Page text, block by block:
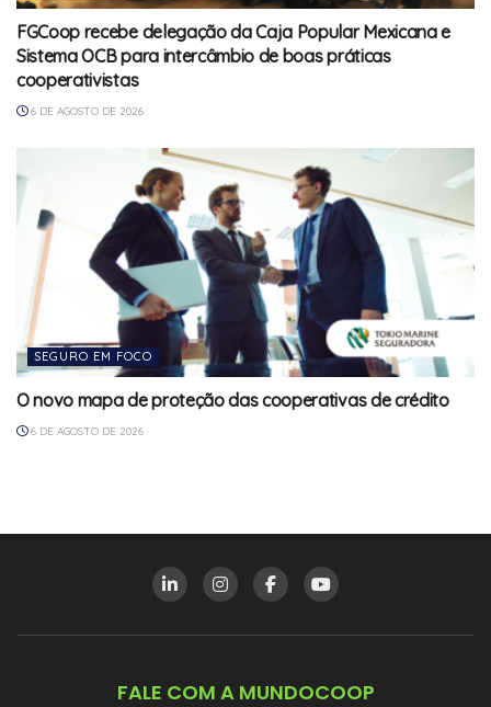
FGCoop recebe delegação da Caja Popular Mexicana e
Sistema OCB para intercâmbio de boas práticas
cooperativistas
6 DE AGOSTO DE 2026
SEGURO EM FOCO
O novo mapa de proteção das cooperativas de crédito
6 DE AGOSTO DE 2026
FALE COM A MUNDOCOOP